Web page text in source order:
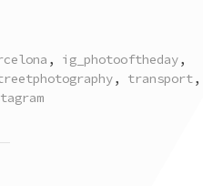
, ig_photooftheday,
, transport,